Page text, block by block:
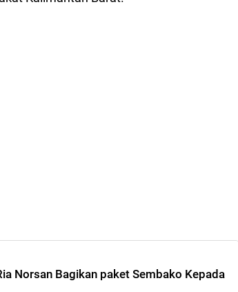
Norsan Bagikan paket Sembako Kepada